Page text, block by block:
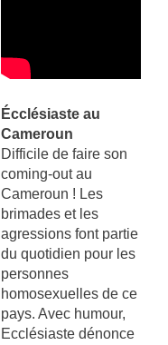
Écclésiaste au
Cameroun
Difficile de faire son
coming-out au
Cameroun ! Les
brimades et les
agressions font partie
du quotidien pour les
personnes
homosexuelles de ce
pays. Avec humour,
Ecclésiaste dénonce